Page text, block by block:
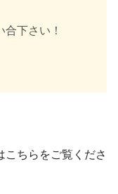
下さい！
こちらをご覧くださ